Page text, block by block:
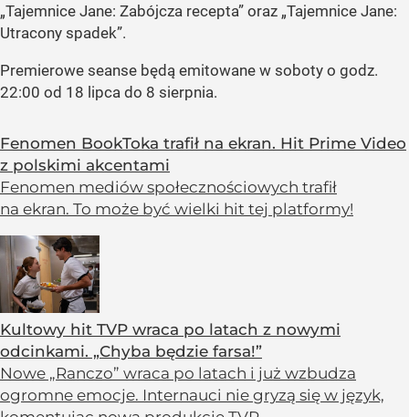
„Tajemnice Jane: Zabójcza recepta” oraz „Tajemnice Jane:
Utracony spadek”.
Premierowe seanse będą emitowane w soboty o godz.
22:00 od 18 lipca do 8 sierpnia.
Fenomen BookToka trafił na ekran. Hit Prime Video
z polskimi akcentami
Fenomen mediów społecznościowych trafił
na ekran. To może być wielki hit tej platformy!
Kultowy hit TVP wraca po latach z nowymi
odcinkami. „Chyba będzie farsa!”
Nowe „Ranczo” wraca po latach i już wzbudza
ogromne emocje. Internauci nie gryzą się w język,